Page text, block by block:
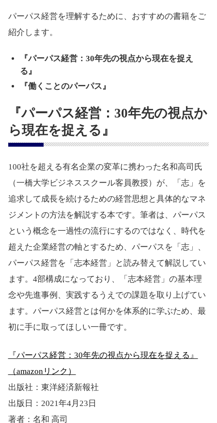
パーパス経営を理解するために、おすすめの書籍をご
紹介します。
『パーパス経営：30年先の視点から現在を捉え
る』
『働くことのパーパス』
『パーパス経営：30年先の視点か
ら現在を捉える』
100社を超える有名企業の変革に携わった名和高司氏
（一橋大学ビジネススクール客員教授）が、「志」を
追求して成長を続けるための経営思想と具体的なマネ
ジメントの方法を解説する本です。筆者は、パーパス
という概念を一過性の流行にするのではなく、時代を
超えた企業経営の軸とするため、パーパスを「志」、
パーパス経営を「志本経営」と読み替えて解説してい
ます。4部構成になっており、「志本経営」の基本理
念や先進事例、実践するうえでの課題を取り上げてい
ます。パーパス経営とは何かを体系的に学ぶため、最
初に手に取ってほしい一冊です。
『パーパス経営：30年先の視点から現在を捉える』
（amazonリンク）
出版社：東洋経済新報社
出版日：2021年4月23日
著者：名和 高司